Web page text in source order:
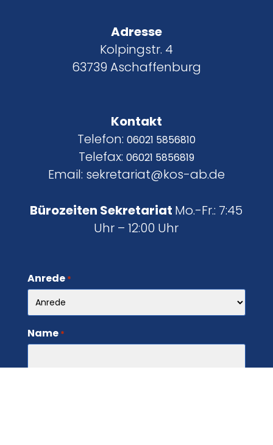
Adresse
Kolpingstr. 4
63739 Aschaffenburg
Kontakt
Telefon: 06021 5856810
Telefax: 06021 5856819
Email: sekretariat@kos-ab.de
Bürozeiten Sekretariat Mo.-Fr.: 7:45
Uhr – 12:00 Uhr
Anrede *
Name *